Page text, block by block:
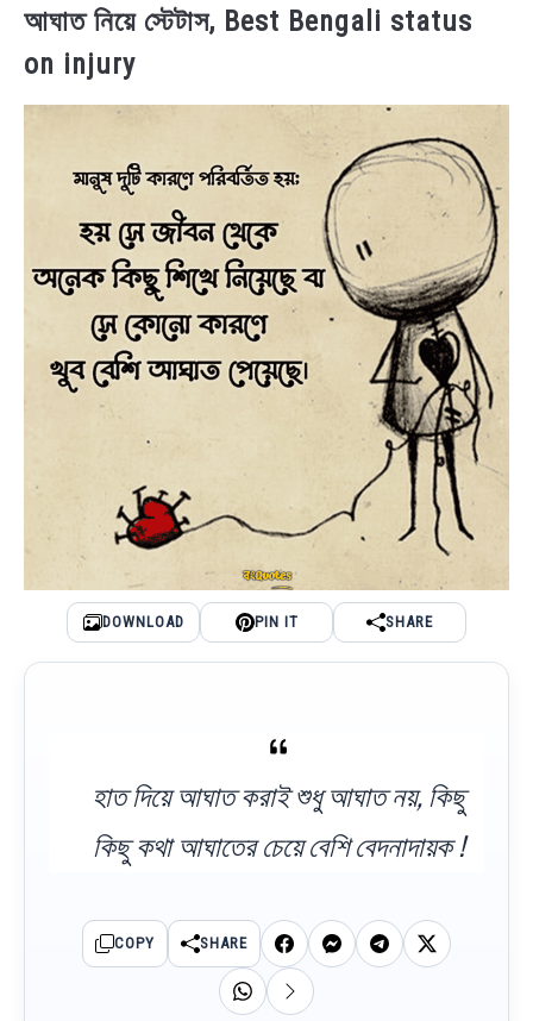
আঘাত নিয়ে স্টেটাস, Best Bengali status
on injury
DOWNLOAD PIN IT SHARE
হাত দিয়ে আঘাত করাই শুধু আঘাত নয়, কিছু
কিছু কথা আঘাতের চেয়ে বেশি বেদনাদায়ক !
COPY SHARE